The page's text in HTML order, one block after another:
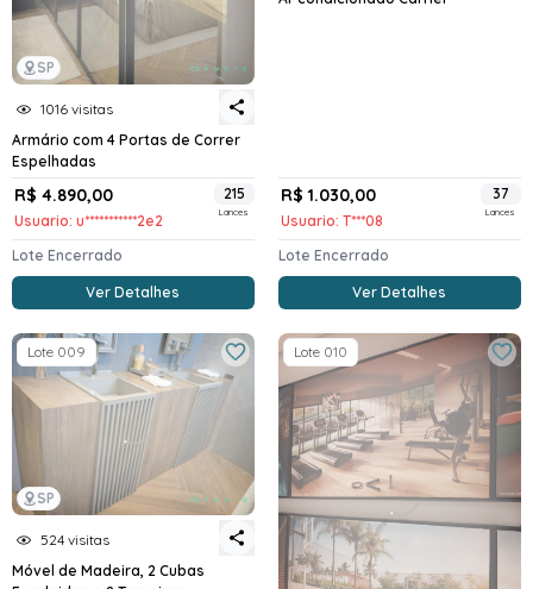
SP
1016 visitas
Armário com 4 Portas de Correr
Espelhadas
R$ 4.890,00
Usuario: u***********2e2
215
Lances
Lote Encerrado
Ver Detalhes
R$ 1.030,00
Usuario: T***08
37
Lances
Lote Encerrado
Ver Detalhes
SP
Lote 009
524 visitas
Móvel de Madeira, 2 Cubas
Lote 010